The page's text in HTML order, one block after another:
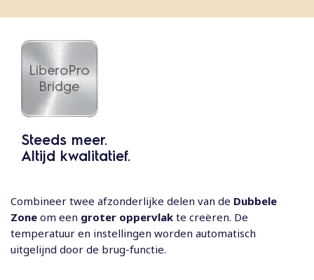
Steeds meer.
Altijd kwalitatief.
Combineer twee afzonderlijke delen van de Dubbele
Zone om een groter oppervlak te creëren. De
temperatuur en instellingen worden automatisch
uitgelijnd door de brug-functie.